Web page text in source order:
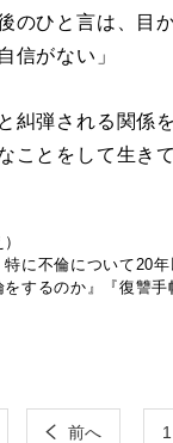
のひと言は、目
信がない」
弾される関係
ことをして生き
に不倫について20
するのか』『復讐
前へ 1